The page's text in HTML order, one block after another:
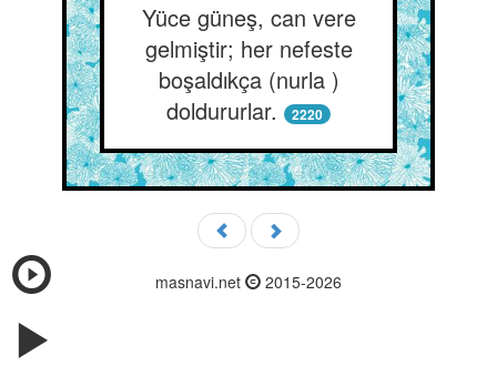
Yüce güneş, can vere
gelmiştir; her nefeste
boşaldıkça (nurla )
doldururlar.
2220
masnavi.net 2015-2026